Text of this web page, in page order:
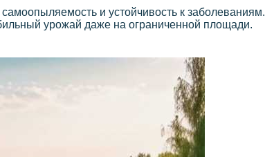
и устойчивость к заболеваниям.
урожай даже на ограниченной площади.